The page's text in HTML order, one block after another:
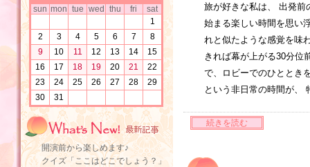
旅が好きな私は、 出発前
始まる楽しい時間を思い
れと似たような感覚を味
きれば幕が上がる30分位
で、ロビーでのひととき
という非日常の時間が、
続きを読む
sun mon tue wed thu fri
sat
1
2
3 4 5 6 7
8
9
10 11 12 13 14
15
16
17 18 19 20 21
22
23
24 25 26 27 28
29
30
31
開演前から楽しめます♪
クイズ「ここはどこでしょう？」